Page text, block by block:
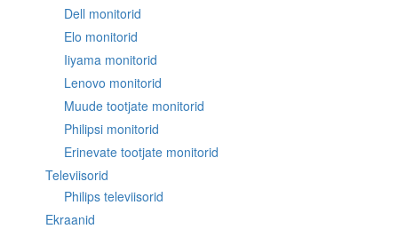
Dell monitorid
Elo monitorid
Iiyama monitorid
Lenovo monitorid
Muude tootjate monitorid
Philipsi monitorid
Erinevate tootjate monitorid
Televiisorid
Philips televiisorid
Ekraanid